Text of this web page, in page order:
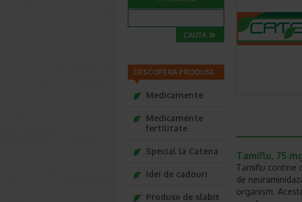
Tamiflu, 75
Tamiflu contine
de
organism.
DESCOPERA PRODUSE
Medicamente
Medicamente
fertilitate
Special la Catena
Idei de cadouri
Produse de slabit